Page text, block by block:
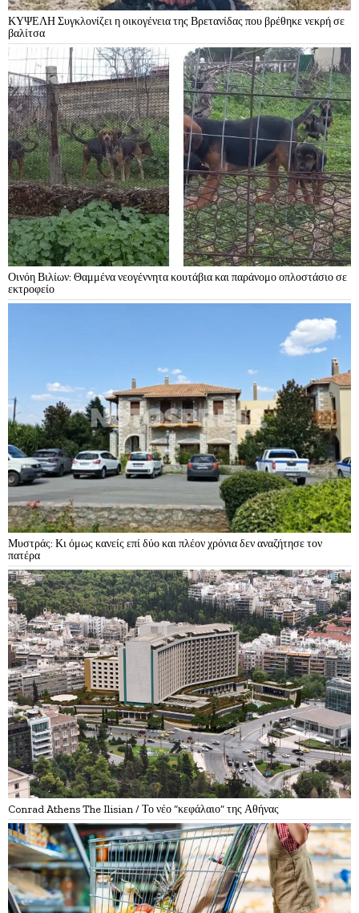
ΚΥΨΕΛΗ Συγκλονίζει η οικογένεια της Βρετανίδας που βρέθηκε νεκρή σε
βαλίτσα
Οινόη Βιλίων: Θαμμένα νεογέννητα κουτάβια και παράνομο οπλοστάσιο σε
εκτροφείο
Μυστράς: Κι όμως κανείς επί δύο και πλέον χρόνια δεν αναζήτησε τον
πατέρα
Conrad Athens The Ilisian / Το νέο “κεφάλαιο” της Αθήνας